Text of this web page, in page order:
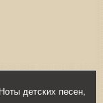
детских песен,